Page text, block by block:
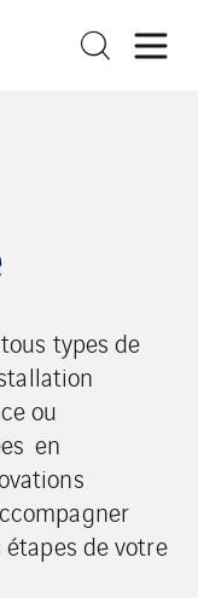
types de
ou
en
de votre